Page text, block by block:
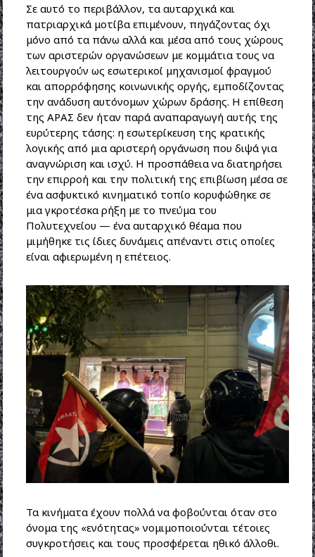
Σε αυτό το περιβάλλον, τα αυταρχικά και
πατριαρχικά μοτίβα επιμένουν, πηγάζοντας όχι
μόνο από τα πάνω αλλά και μέσα από τους χώρους
των αριστερών οργανώσεων με κομμάτια τους να
λειτουργούν ως εσωτερικοί μηχανισμοί φραγμού
και απορρόφησης κοινωνικής οργής, εμποδίζοντας
την ανάδυση αυτόνομων χώρων δράσης. Η επίθεση
της ΑΡΑΣ δεν ήταν παρά αναπαραγωγή αυτής της
ευρύτερης τάσης: η εσωτερίκευση της κρατικής
λογικής από μια αριστερή οργάνωση που διψά για
αναγνώριση και ισχύ. Η προσπάθεια να διατηρήσει
την επιρροή και την πολιτική της επιβίωση μέσα σε
ένα ασφυκτικό κινηματικό τοπίο κορυφώθηκε σε
μια γκροτέσκα ρήξη με το πνεύμα του
Πολυτεχνείου — ένα αυταρχικό θέαμα που
μιμήθηκε τις ίδιες δυνάμεις απέναντι στις οποίες
είναι αφιερωμένη η επέτειος.
Τα κινήματα έχουν πολλά να φοβούνται όταν στο
όνομα της «ενότητας» νομιμοποιούνται τέτοιες
συγκροτήσεις και τους προσφέρεται ηθικό άλλοθι.